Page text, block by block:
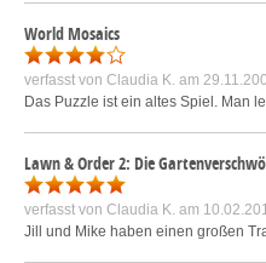
World Mosaics
verfasst von Claudia K. am
Das Puzzle ist ein altes Spiel. Man
Lawn & Order 2: Die
verfasst von Claudia K. am
Jill und Mike haben einen großen